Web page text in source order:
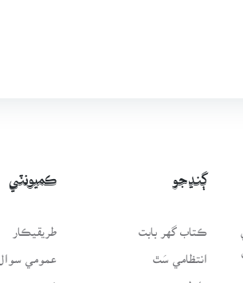
ڳنڍجو
ڪتاب گهر بابت
انتظامي سَٿ
رابطو
ڪميونٽي
طريقيڪار
عمومي سوال
فورم